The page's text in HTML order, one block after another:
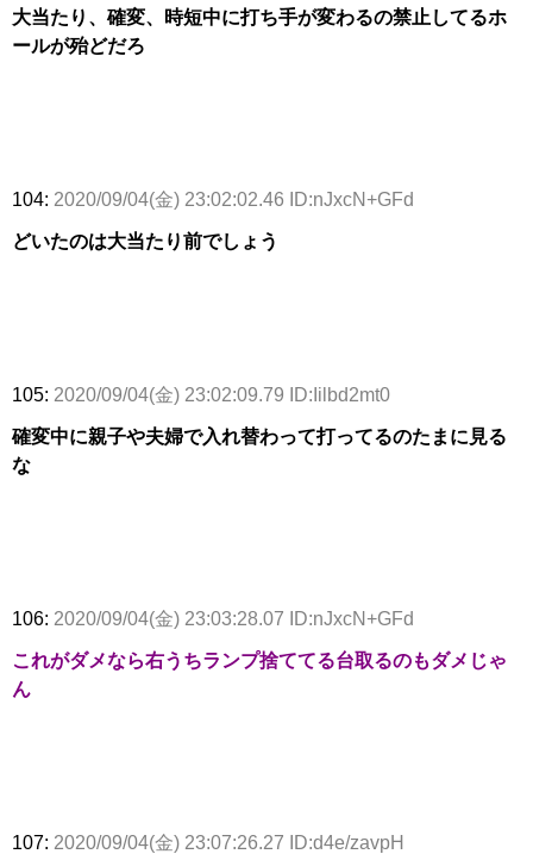
大当たり、確変、時短中に打ち手が変わるの禁止してるホ
ールが殆どだろ
104: 2020/09/04(金) 23:02:02.46 ID:nJxcN+GFd
どいたのは大当たり前でしょう
105: 2020/09/04(金) 23:02:09.79 ID:Iilbd2mt0
確変中に親子や夫婦で入れ替わって打ってるのたまに見る
な
106: 2020/09/04(金) 23:03:28.07 ID:nJxcN+GFd
これがダメなら右うちランプ捨ててる台取るのもダメじゃ
ん
107: 2020/09/04(金) 23:07:26.27 ID:d4e/zavpH